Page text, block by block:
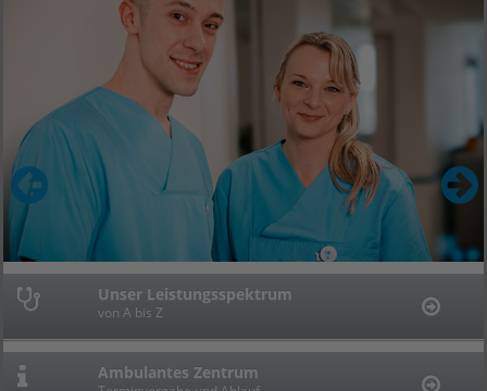
Unser Leistungsspektrum
von A bis Z
Ambulantes Zentrum
Ihr Aufenthalt
Alles auf einen Blick
Meinungsmanagement
Pflege-Blitzbewerbung
Onlineformular ausfüllen
Jobfinder